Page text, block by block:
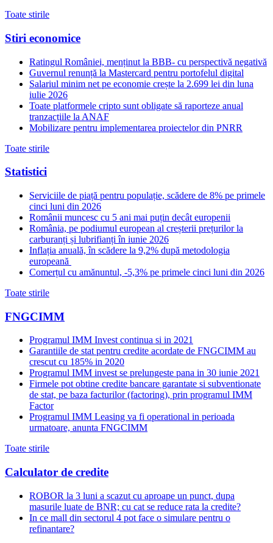
Toate stirile
Stiri economice
Ratingul României, menținut la BBB- cu perspectivă negativă
Guvernul renunță la Mastercard pentru portofelul digital
Salariul minim net pe economie crește la 2.699 lei din luna
iulie 2026
Toate platformele cripto sunt obligate să raporteze anual
tranzacțiile la ANAF
Mobilizare pentru implementarea proiectelor din PNRR
Toate stirile
Statistici
Serviciile de piață pentru populație, scădere de 8% pe primele
cinci luni din 2026
Românii muncesc cu 5 ani mai puțin decât europenii
România, pe podiumul european al creșterii prețurilor la
carburanți și lubrifianți în iunie 2026
Inflația anuală, în scădere la 9,2% după metodologia
europeană
Comerțul cu amănuntul, -5,3% pe primele cinci luni din 2026
Toate stirile
FNGCIMM
Programul IMM Invest continua si in 2021
Garantiile de stat pentru credite acordate de FNGCIMM au
crescut cu 185% in 2020
Programul IMM invest se prelungeste pana in 30 iunie 2021
Firmele pot obtine credite bancare garantate si subventionate
de stat, pe baza facturilor (factoring), prin programul IMM
Factor
Programul IMM Leasing va fi operational in perioada
urmatoare, anunta FNGCIMM
Toate stirile
Calculator de credite
ROBOR la 3 luni a scazut cu aproape un punct, dupa
masurile luate de BNR; cu cat se reduce rata la credite?
In ce mall din sectorul 4 pot face o simulare pentru o
refinantare?